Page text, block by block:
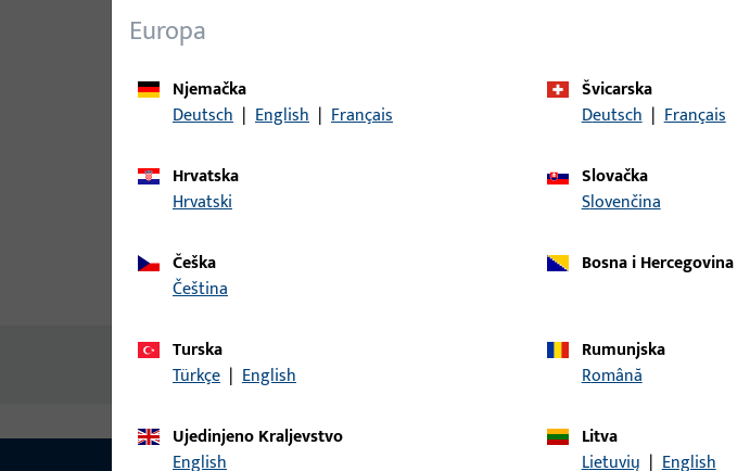
Opis površine
Jedinica pakiranja
Opis proizvoda
Nema dostupnog sadržaja
Europa
Njemačka
Deutsch | English | Français
Švicarska
Deutsch | Français
Hrvatska
Hrvatski
Slovačka
Slovenčina
Češka
čeština
Bosna i Hercegovina
Turska
Türkçe | English
Rumunjska
Română
Ujedinjeno Kraljevstvo
English
Litva
Lietuvių | English